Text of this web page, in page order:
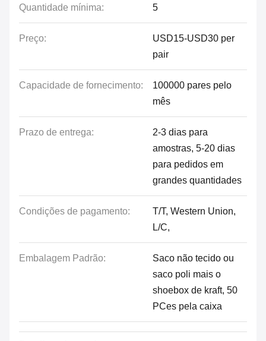
Quantidade mínima: 5
Preço:
USD15-USD30 per
pair
Capacidade de fornecimento:
100000 pares pelo
mês
Prazo de entrega:
2-3 dias para
amostras, 5-20 dias
para pedidos em
grandes quantidades
Condições de pagamento:
T/T, Western Union,
L/C,
Embalagem Padrão:
Saco não tecido ou
saco poli mais o
shoebox de kraft, 50
PCes pela caixa